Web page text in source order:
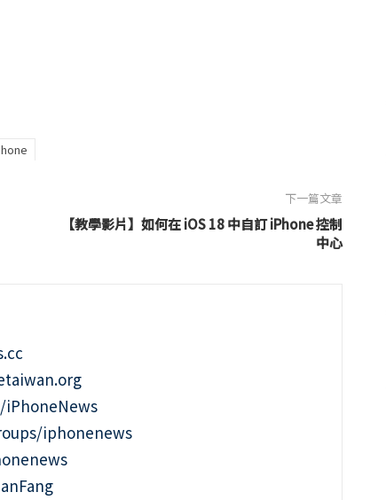
下一篇文章
【教學影片】如何在 iOS 18 中自訂 iPhone 控制
中心
iphonenews